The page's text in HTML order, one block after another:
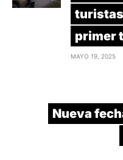
turistas
primer
MAYO 19, 2025
Nueva